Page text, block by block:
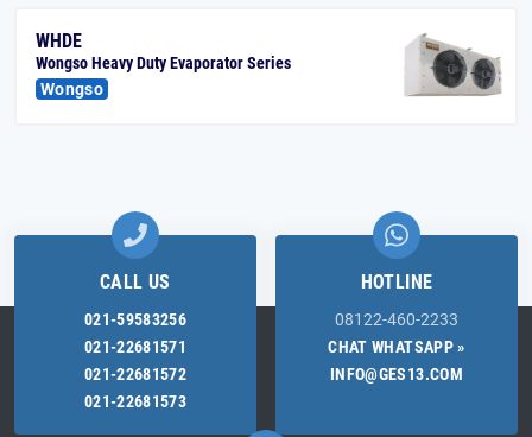
WHDE
Wongso Heavy Duty Evaporator Series
Wongso
CALL US
021-59583256
021-22681571
021-22681572
021-22681573
HOTLINE
08122-460-2233
CHAT WHATSAPP »
INFO@GES13.COM